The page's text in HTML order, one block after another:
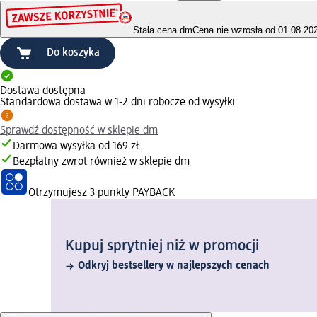
Stała cena dmCena nie wzrosła od
Do koszyka
Dostawa dostępna
Standardowa dostawa w 1-2 dni robocze od wysyłki
Sprawdź dostępność w sklepie dm
Darmowa wysyłka od 169 zł
Bezpłatny zwrot również w sklepie dm
Otrzymujesz 3 punkty PAYBACK
Kupuj sprytniej niż w promocji
Odkryj bestsellery w najlepszych cenach